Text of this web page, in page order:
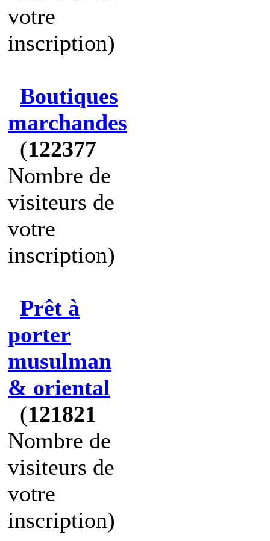
votre
inscription)
Boutiques
marchandes
(122377
Nombre de
visiteurs de
votre
inscription)
Prêt à
porter
musulman
& oriental
(121821
Nombre de
visiteurs de
votre
inscription)